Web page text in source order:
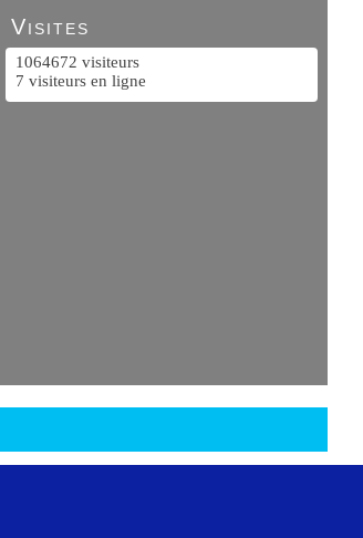
Visites
1064672 visiteurs
7 visiteurs en ligne